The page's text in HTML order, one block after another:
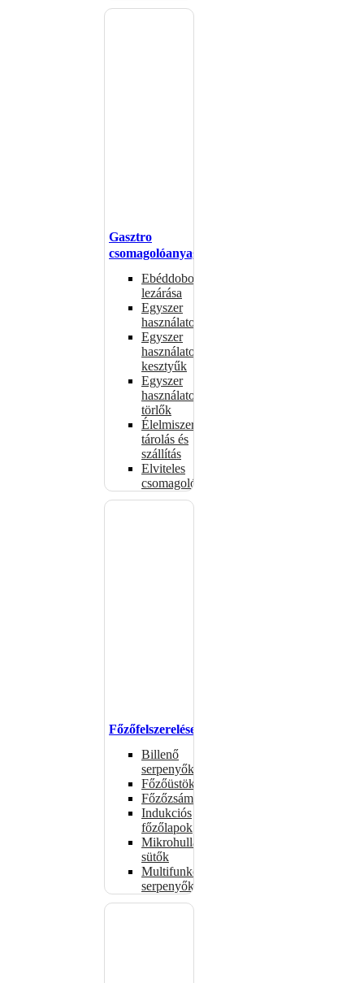
Gasztro
csomagolóanyagok
Ebéddobozok
lezárása
Egyszer
használatos
Egyszer
használatos
kesztyűk
Egyszer
használatos
törlők
Élelmiszer-
tárolás és
szállítás
Elviteles
csomagolóanyagok
Főzőfelszerelések
Billenő
serpenyők
Főzőüstök
Főzőzsámolyok
Indukciós
főzőlapok
Mikrohullámú
sütők
Multifunkciós
serpenyők